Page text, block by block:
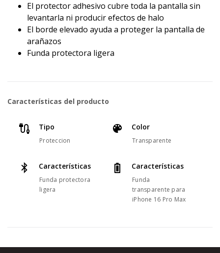
El protector adhesivo cubre toda la pantalla sin
levantarla ni producir efectos de halo
El borde elevado ayuda a proteger la pantalla de
arañazos
Funda protectora ligera
Características del producto
Tipo
Proteccion
Color
Transparente
Características
Funda protectora
ligera
Características
Funda
transparente para
iPhone 16 Pro Max